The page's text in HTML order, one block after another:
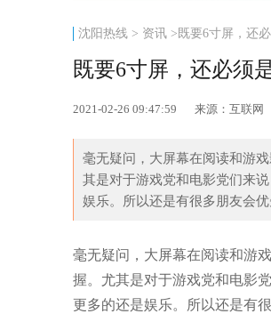
沈阳热线> 资讯>既要6寸屏，还必
既要6寸屏，还必须
2021-02-26 09:47:59 来源：互联网
毫无疑问，大屏幕在阅读和游
其是对于游戏党和电影党们来
娱乐。所以还是有很多朋友会
毫无疑问，大屏幕在阅读和游
握。尤其是对于游戏党和电影
更多的还是娱乐。所以还是有